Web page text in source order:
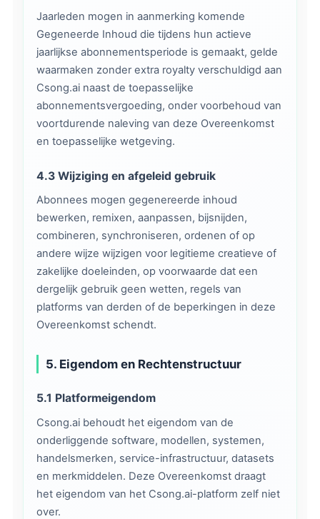
Jaarleden mogen in aanmerking komende
Gegeneerde Inhoud die tijdens hun actieve
jaarlijkse abonnementsperiode is gemaakt, gelde
waarmaken zonder extra royalty verschuldigd aan
Csong.ai naast de toepasselijke
abonnementsvergoeding, onder voorbehoud van
voortdurende naleving van deze Overeenkomst
en toepasselijke wetgeving.
4.3 Wijziging en afgeleid gebruik
Abonnees mogen gegenereerde inhoud
bewerken, remixen, aanpassen, bijsnijden,
combineren, synchroniseren, ordenen of op
andere wijze wijzigen voor legitieme creatieve of
zakelijke doeleinden, op voorwaarde dat een
dergelijk gebruik geen wetten, regels van
platforms van derden of de beperkingen in deze
Overeenkomst schendt.
5. Eigendom en Rechtenstructuur
5.1 Platformeigendom
Csong.ai behoudt het eigendom van de
onderliggende software, modellen, systemen,
handelsmerken, service-infrastructuur, datasets
en merkmiddelen. Deze Overeenkomst draagt
het eigendom van het Csong.ai-platform zelf niet
over.